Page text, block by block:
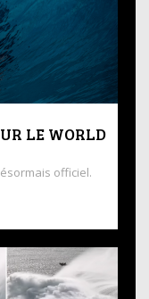
LE WORLD
officiel.